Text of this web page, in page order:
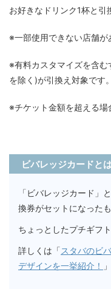
お好きなドリンク1杯と引
※一部使用できない店舗が
※有料カスタマイズを含
を除く)が引換え対象です。
※チケット金額を超える場
ビバレッジカードと
「ビバレッジカード」
換券がセットになったも
ちょっとしたプチギフ
詳しくは「スタバのビ
デザインを一挙紹介！